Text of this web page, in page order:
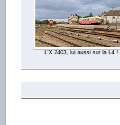
L'X 2403, lui aussi sur la L4 !